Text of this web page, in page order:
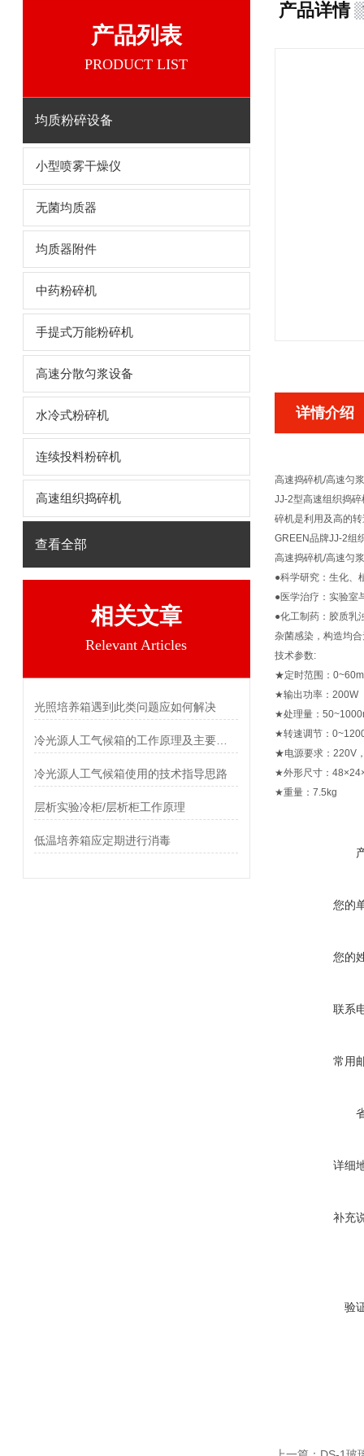
产品列表
PRODUCT LIST
均质粉碎设备
小型喷雾干燥仪
无菌均质器
均质器附件
中药粉碎机
手提式万能粉碎机
高速分散匀浆设备
水冷式粉碎机
连续投料粉碎机
高速组织捣碎机
查看全部
相关文章
Relevant Articles
光照培养箱遇到此类问题应如何解决
冷光源人工气候箱使用的技术指导思路
层析实验冷柜/层析柜工作原理
低温培养箱应定期进行消毒
产品详情
详情介绍
高速捣碎机/高速匀
JJ-2型高速组织捣碎
碎机是利用及高的
GREEN品牌JJ-2组
高速捣碎机/高速匀
●科学研究：生化、
●医学治疗：实验室
●化工制药：胶质乳
杂菌感染，构造均
技术参数:
★定时范围：
★输出功率：200W
★处理量：
★转速调节：
★电源要求：220V
★外形尺寸：
★重量：7.5kg
您的
您的
联系
常用
详细
补充
验